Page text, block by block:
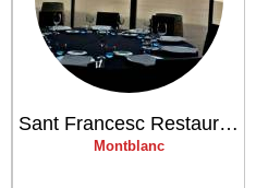
Sant Francesc Restaurant
Montblanc